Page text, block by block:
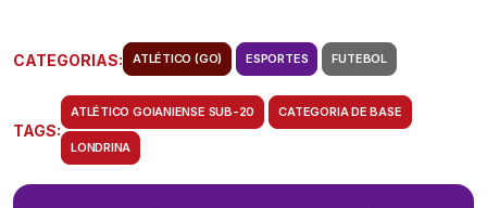
CATEGORIAS: ATLÉTICO (GO) ESPORTES FUTEBOL
TAGS:
ATLÉTICO GOIANIENSE SUB-20 CATEGORIA DE BASE
LONDRINA